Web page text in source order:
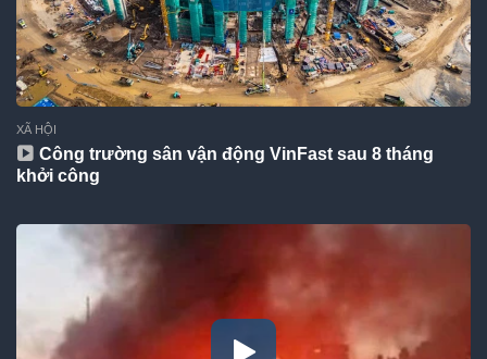
XÃ HỘI
Công trường sân vận động VinFast sau 8 tháng
khởi công